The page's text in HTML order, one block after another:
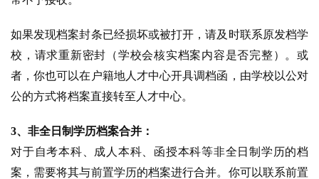
如果发现档案封条已经损坏或被打开，请及时联系原发档学
校，请求重新密封（学校会核实档案内容是否完整）。或
者，你也可以在户籍地人才中心开具调档函，由学校以公对
公的方式将档案直接转至人才中心。
3、非全日制学历档案合并：
对于自考本科、成人本科、函授本科等非全日制学历的档
案，需要将其与前置学历的档案进行合并。你可以联系前置